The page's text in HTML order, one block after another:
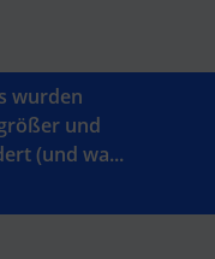
wurden
und
(und wa...